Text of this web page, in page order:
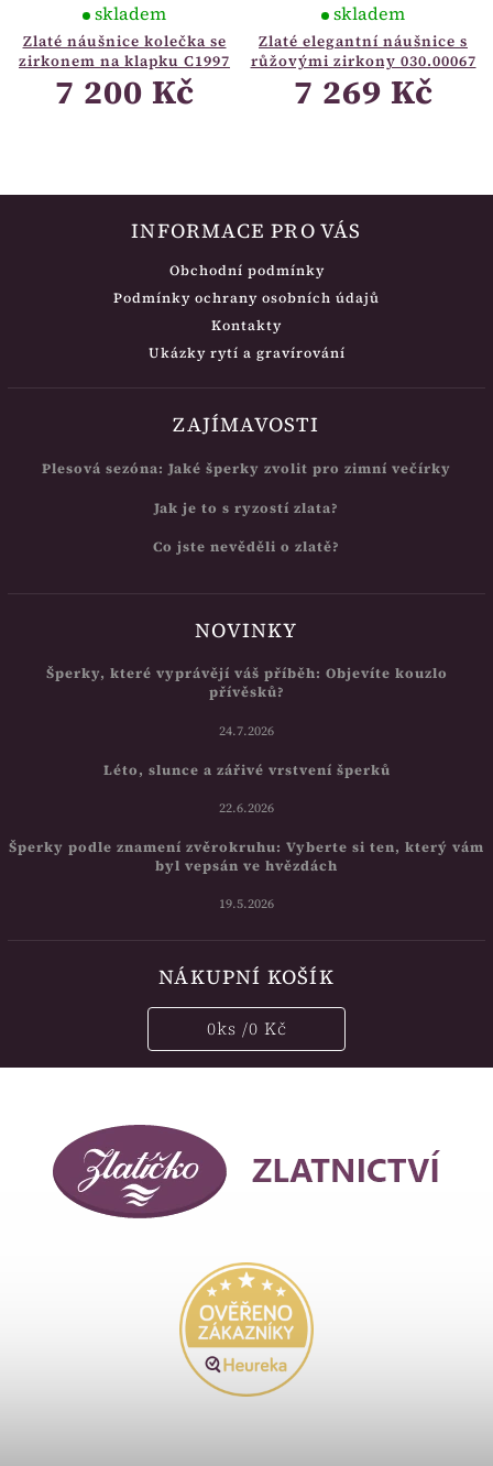
Zlaté náušnice kolečka se
zirkonem na klapku C1997
skladem
7 200 Kč
Zlaté elegantní náušnice s
růžovými zirkony 030.00067
skladem
7 269 Kč
INFORMACE PRO VÁS
Obchodní podmínky
Podmínky ochrany osobních údajů
Kontakty
Ukázky rytí a gravírování
ZAJÍMAVOSTI
Plesová sezóna: Jaké šperky zvolit pro zimní večírky
Jak je to s ryzostí zlata?
Co jste nevěděli o zlatě?
NOVINKY
Šperky, které vyprávějí váš příběh: Objevíte kouzlo
přívěsků?
24.7.2026
Léto, slunce a zářivé vrstvení šperků
22.6.2026
Šperky podle znamení zvěrokruhu: Vyberte si ten, který vám
byl vepsán ve hvězdách
19.5.2026
NÁKUPNÍ KOŠÍK
0ks /0 Kč